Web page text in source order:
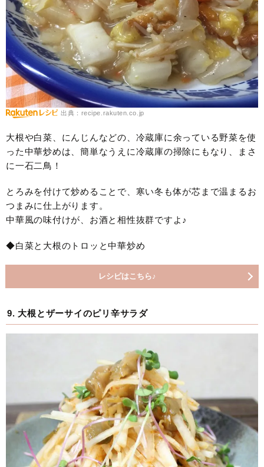
出典：recipe.rakuten.co.jp
大根や白菜、にんじんなどの、冷蔵庫に余っている野菜を使
った中華炒めは、簡単なうえに冷蔵庫の掃除にもなり、まさ
に一石二鳥！
とろみを付けて炒めることで、寒い冬も体が芯まで温まるお
つまみに仕上がります。
中華風の味付けが、お酒と相性抜群ですよ♪
◆白菜と大根のトロッと中華炒め
レシピはこちら♪
9. 大根とザーサイのピリ辛サラダ